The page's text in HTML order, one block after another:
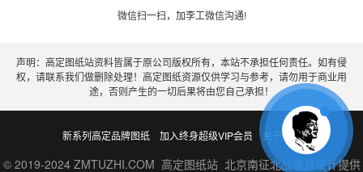
微信扫一扫，加李工微信沟通!
声明：高定图纸站资料皆属于原公司版权所有，本站不承担任何责任。如有侵
权，请联系我们做删除处理！高定图纸资源仅供学习与参考，请勿用于商业用
途，否则产生的一切后果将由您自己承担！
新系列高定品牌图纸 加入终身超级VIP会员 关于老李
© 2019-2024 ZMTUZHI.COM 高定图纸站 北京南征北战家具设计提供